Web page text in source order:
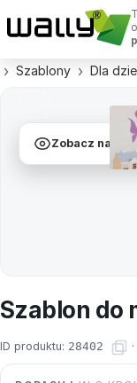
Szablony Dla
Zobacz na
Szablon do
ID produktu: 28402 ·